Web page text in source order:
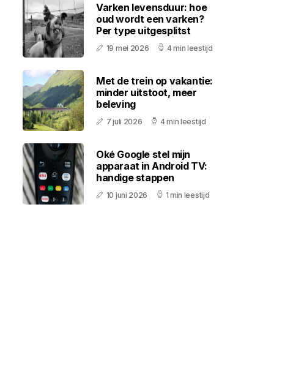
Varken levensduur: hoe
oud wordt een varken?
Per type uitgesplitst
19 mei 2026 4 min leestijd
Met de trein op vakantie:
minder uitstoot, meer
beleving
7 juli 2026 4 min leestijd
Oké Google stel mijn
apparaat in Android TV:
handige stappen
10 juni 2026 1 min leestijd